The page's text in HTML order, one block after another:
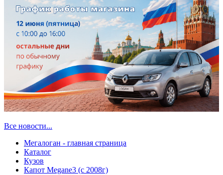
Все новости...
Мегалоган - главная страница
Каталог
Кузов
Капот Megane3 (с 2008г)